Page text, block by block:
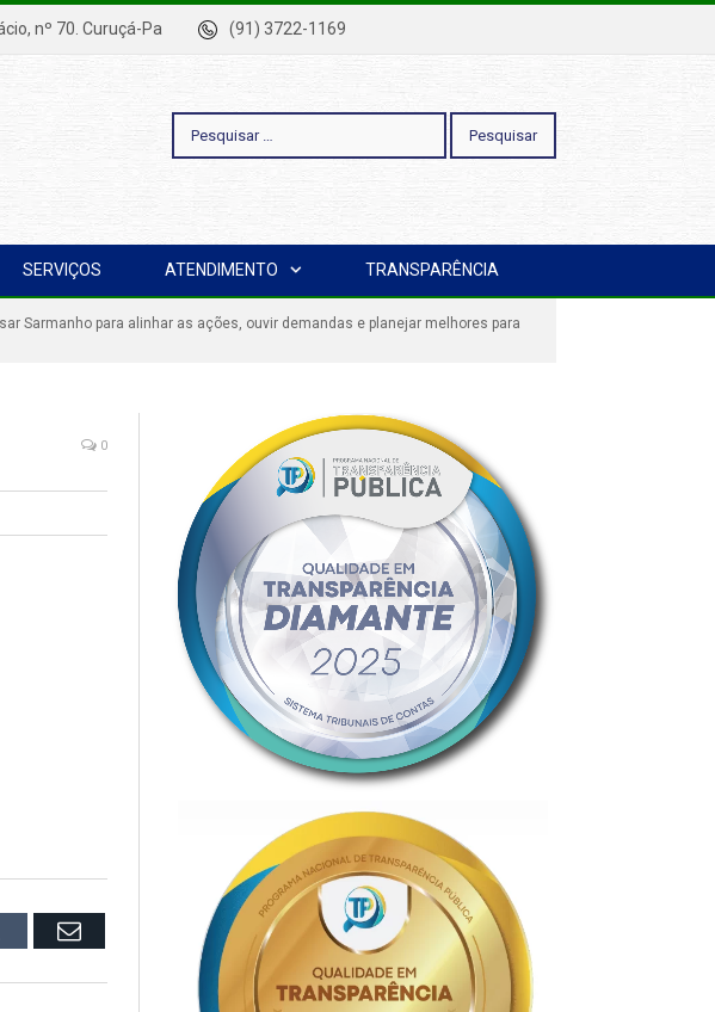
nº 70. Curuçá-Pa (91) 3722-1169
Pesquisar
por:
SERVIÇOS ATENDIMENTO TRANSPARÊNCIA
Sarmanho para alinhar as ações, ouvir demandas e planejar melhores para
0
Email